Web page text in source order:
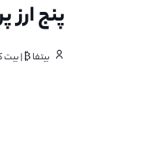
پنج ارز
بیتفا ₿ |